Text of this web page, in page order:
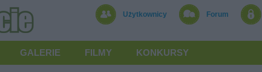
Użytkownicy Forum
GALERIE FILMY KONKURSY